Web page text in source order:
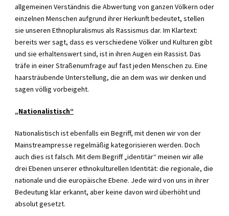
allgemeinen Verständnis die Abwertung von ganzen Völkern oder
einzelnen Menschen aufgrund ihrer Herkunft bedeutet, stellen
sie unseren Ethnopluralismus als Rassismus dar. Im Klartext:
bereits wer sagt, dass es verschiedene Völker und Kulturen gibt
und sie erhaltenswert sind, ist in ihren Augen ein Rassist. Das
träfe in einer Straßenumfrage auf fast jeden Menschen zu. Eine
haarsträubende Unterstellung, die an dem was wir denken und
sagen völlig vorbeigeht.
„Nationalistisch“
Nationalistisch ist ebenfalls ein Begriff, mit denen wir von der
Mainstreampresse regelmäßig kategorisieren werden. Doch
auch dies ist falsch. Mit dem Begriff „identitär“ meinen wir alle
drei Ebenen unserer ethnokulturellen Identität: die regionale, die
nationale und die europäische Ebene. Jede wird von uns in ihrer
Bedeutung klar erkannt, aber keine davon wird überhöht und
absolut gesetzt.